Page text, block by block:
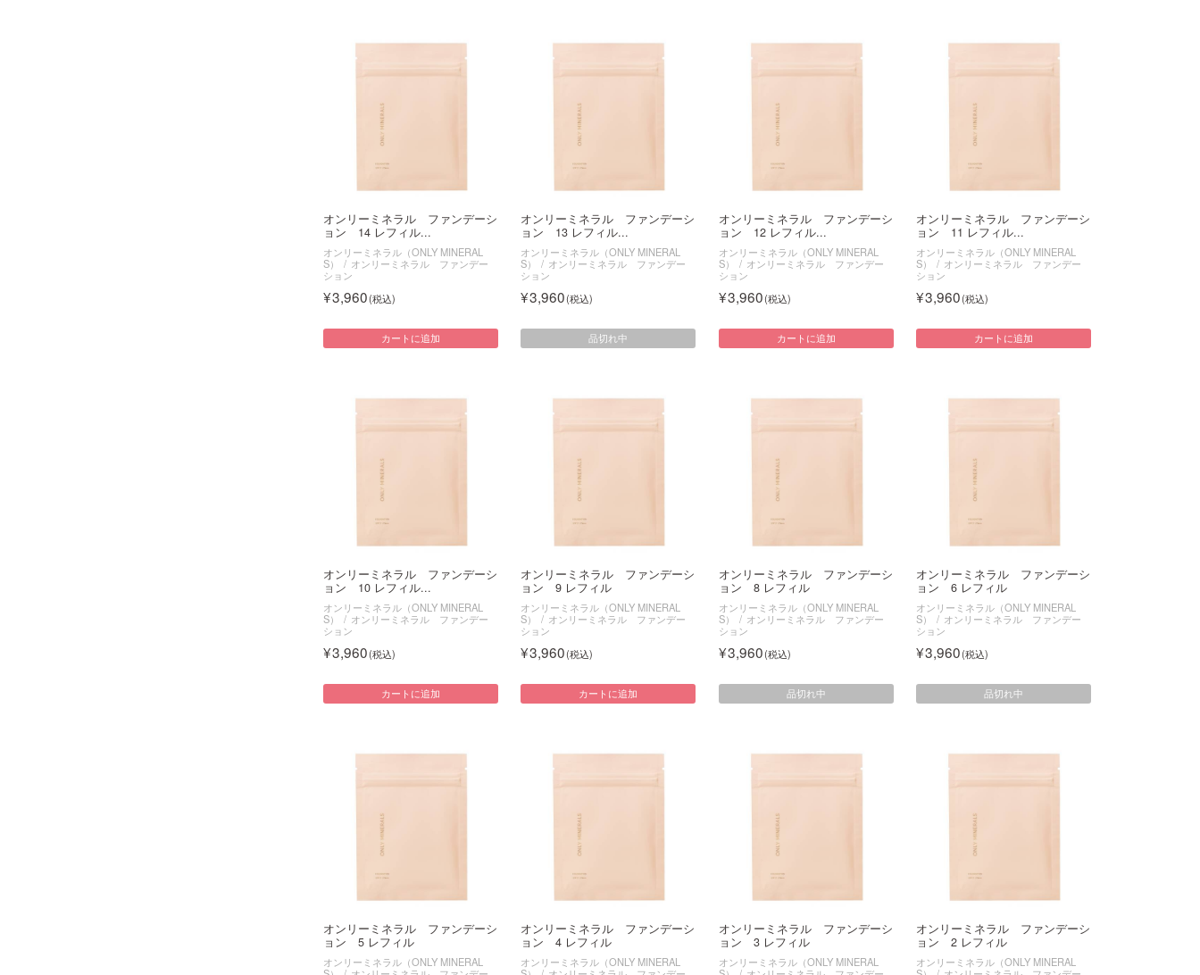
オンリーミネラル ファンデーシ
ョン 14 レフィル...
オンリーミネラル（ONLY MINERAL
S）
オンリーミネラル ファンデー
ション
3,960
カートに追加
オンリーミネラル ファンデーシ
ョン 13 レフィル...
オンリーミネラル（ONLY MINERAL
S）
オンリーミネラル ファンデー
ション
3,960
品切れ中
オンリーミネラル ファンデーシ
ョン 12 レフィル...
オンリーミネラル（ONLY MINERAL
S）
オンリーミネラル ファンデー
ション
3,960
カートに追加
オンリーミネラル ファンデーシ
ョン 11 レフィル...
オンリーミネラル（ONLY MINERAL
S）
オンリーミネラル ファンデー
ション
3,960
カートに追加
オンリーミネラル ファンデーシ
ョン 10 レフィル...
オンリーミネラル（ONLY MINERAL
S）
オンリーミネラル ファンデー
ション
3,960
カートに追加
オンリーミネラル ファンデーシ
ョン 9 レフィル
オンリーミネラル（ONLY MINERAL
S）
オンリーミネラル ファンデー
ション
3,960
カートに追加
オンリーミネラル ファンデーシ
ョン 8 レフィル
オンリーミネラル（ONLY MINERAL
S）
オンリーミネラル ファンデー
ション
3,960
品切れ中
オンリーミネラル ファンデーシ
ョン 6 レフィル
オンリーミネラル（ONLY MINERAL
S）
オンリーミネラル ファンデー
ション
3,960
品切れ中
オンリーミネラル ファンデーシ
ョン 5 レフィル
オンリーミネラル（ONLY MINERAL
オンリーミネラル ファンデーシ
ョン 4 レフィル
オンリーミネラル（ONLY MINERAL
オンリーミネラル ファンデーシ
ョン 3 レフィル
オンリーミネラル（ONLY MINERAL
オンリーミネラル ファンデーシ
ョン 2 レフィル
オンリーミネラル（ONLY MINERAL